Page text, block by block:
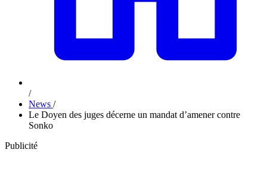
/
News /
Le Doyen des juges décerne un mandat d’amener contre
Sonko
Publicité